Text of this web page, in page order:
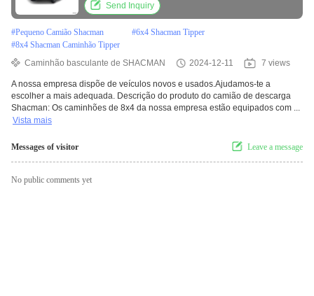
Send Inquiry
#Pequeno Camião Shacman #6x4 Shacman Tipper
#8x4 Shacman Caminhão Tipper
Caminhão basculante de SHACMAN
2024-12-11 7 views
A nossa empresa dispõe de veículos novos e usados.Ajudamos-te a
escolher a mais adequada. Descrição do produto do camião de descarga
Shacman: Os caminhões de 8x4 da nossa empresa estão equipados com ...
Vista mais
Messages of visitor Leave a message
No public comments yet